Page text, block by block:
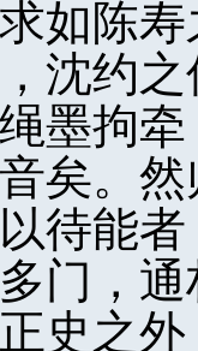
如陈
沈约
墨拘
矣。
待能
门，
史之